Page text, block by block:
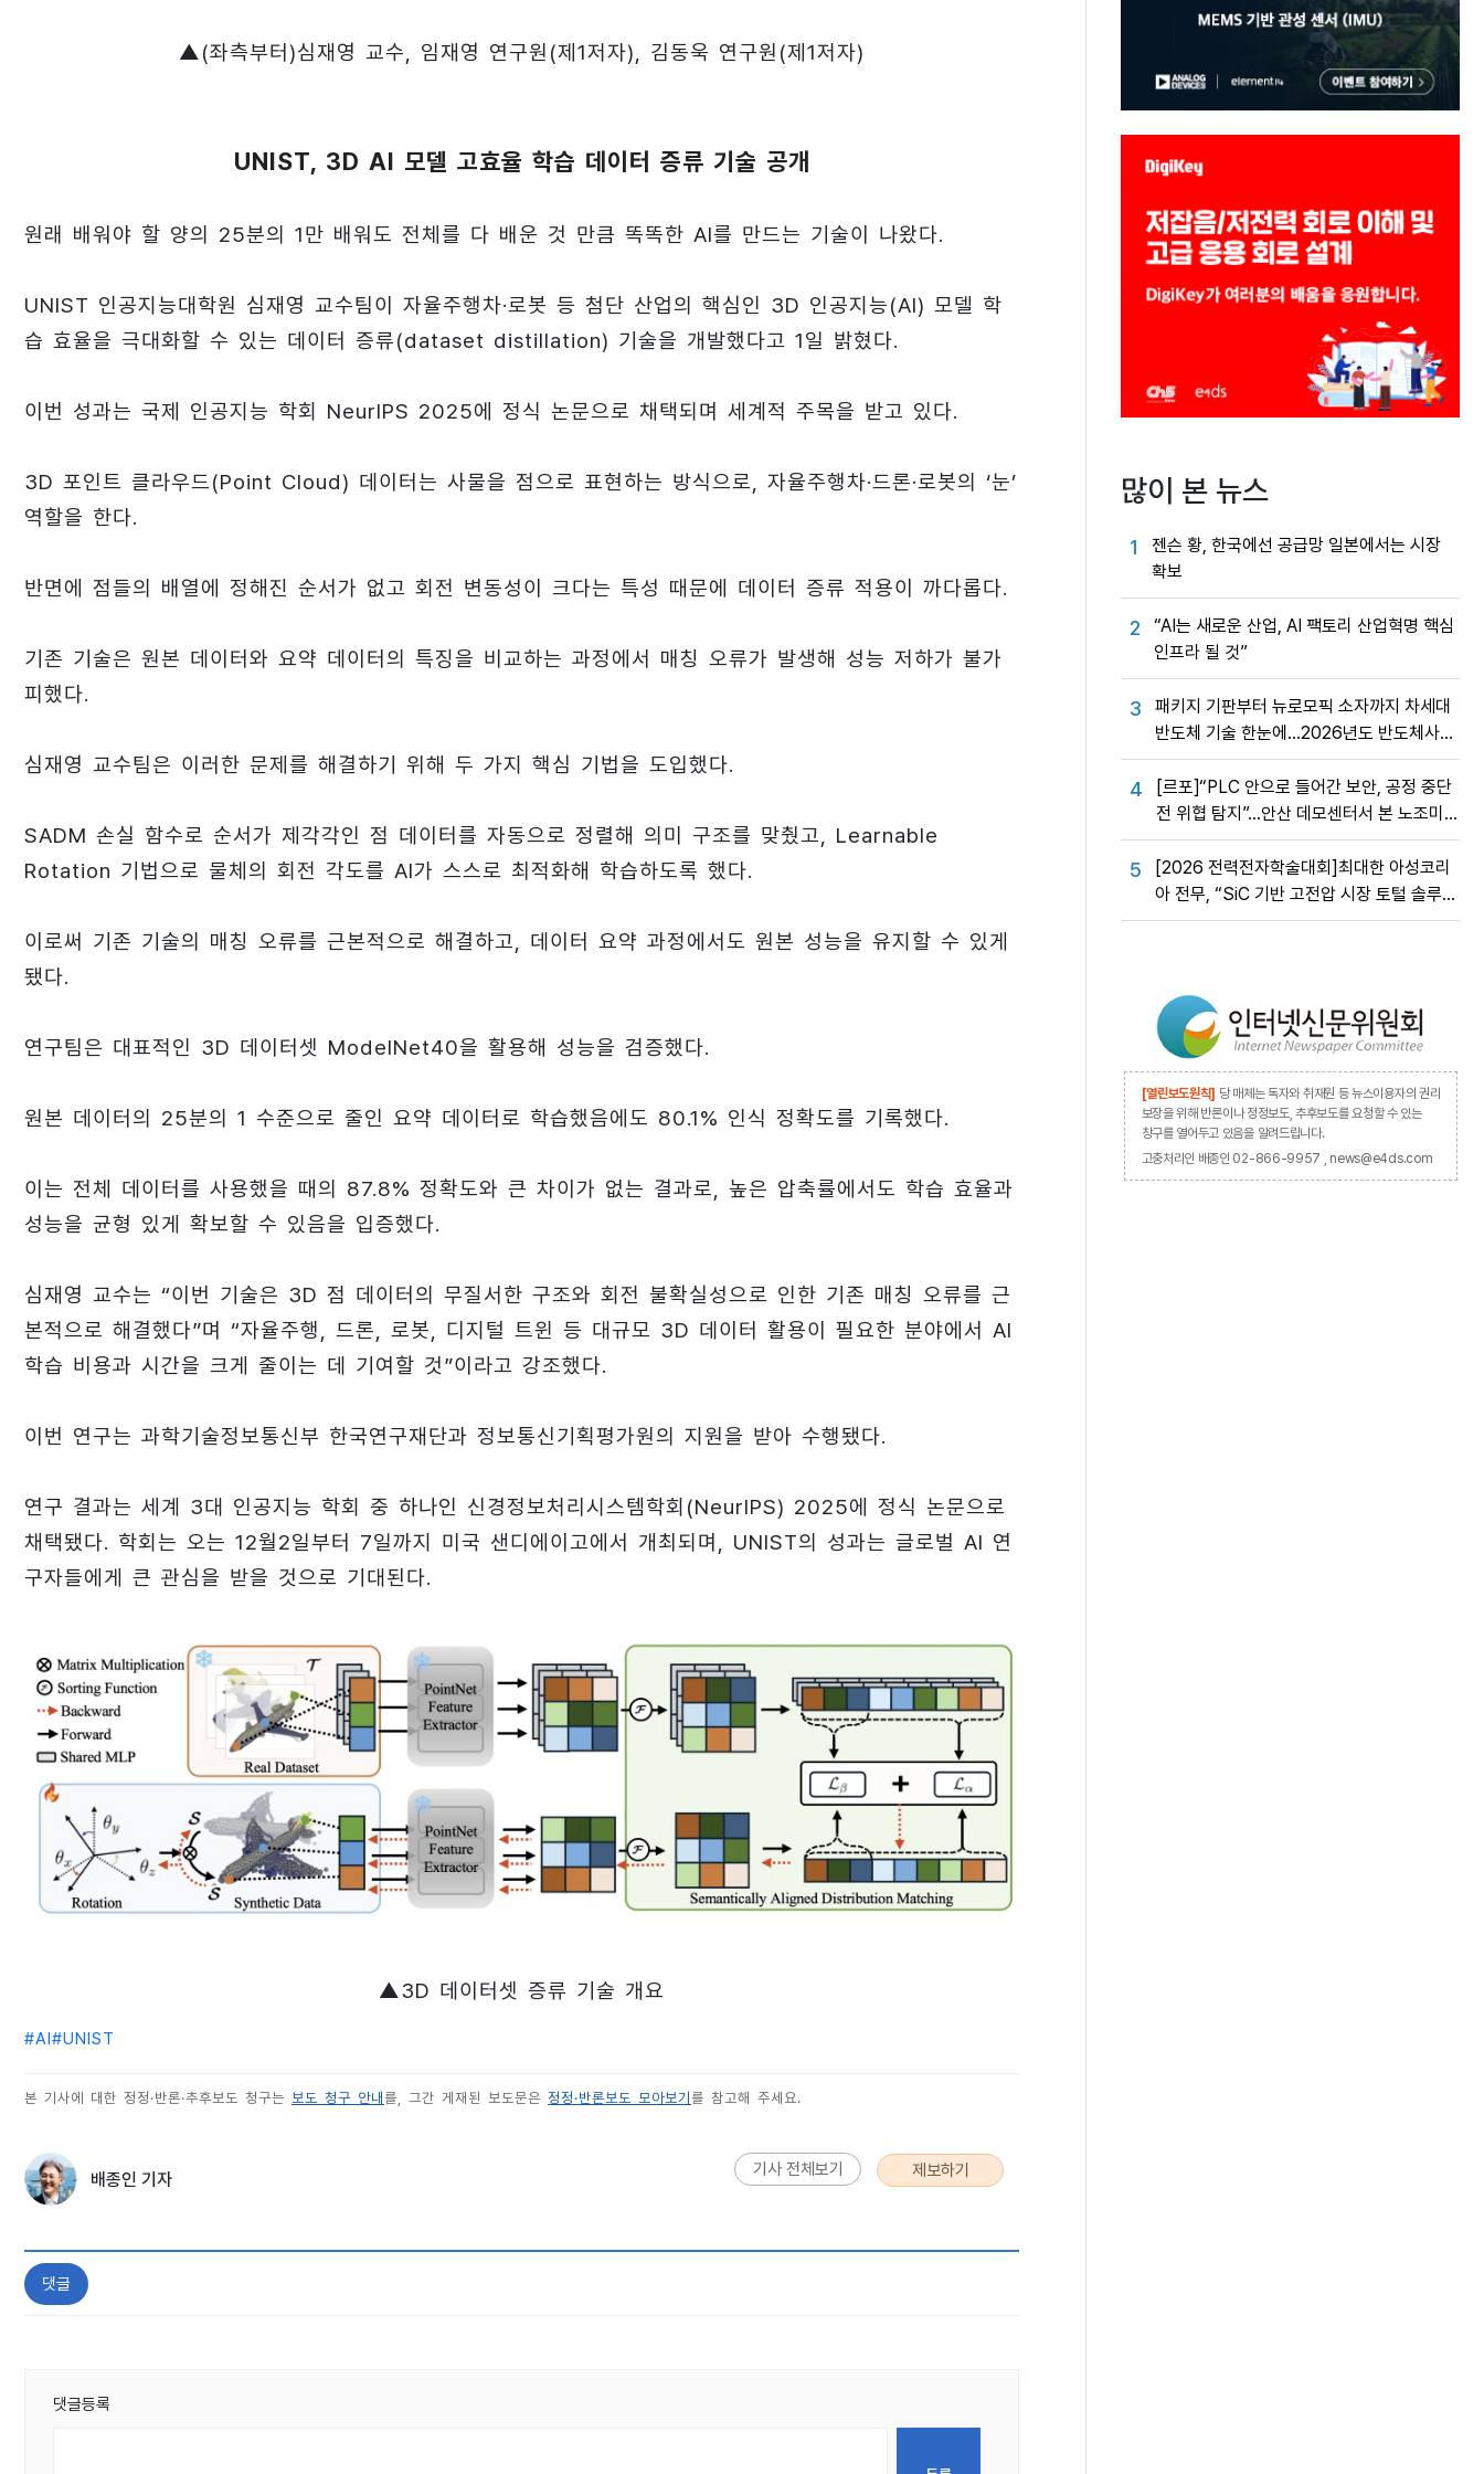
▲(좌측부터)심재영 교수, 임재영 연구원(제1저자), 김동욱 연구원(제1저자)
UNIST, 3D AI 모델 고효율 학습 데이터 증류 기술 공개
원래 배워야 할 양의 25분의 1만 배워도 전체를 다 배운 것 만큼 똑똑한 AI를 만드는 기술이 나왔다.
UNIST 인공지능대학원 심재영 교수팀이 자율주행차·로봇 등 첨단 산업의 핵심인 3D 인공지능(AI) 모델 학
습 효율을 극대화할 수 있는 데이터 증류(dataset distillation) 기술을 개발했다고 1일 밝혔다.
이번 성과는 국제 인공지능 학회 NeurIPS 2025에 정식 논문으로 채택되며 세계적 주목을 받고 있다.
3D 포인트 클라우드(Point Cloud) 데이터는 사물을 점으로 표현하는 방식으로, 자율주행차·드론·로봇의 ‘눈’
역할을 한다.
반면에 점들의 배열에 정해진 순서가 없고 회전 변동성이 크다는 특성 때문에 데이터 증류 적용이 까다롭다.
기존 기술은 원본 데이터와 요약 데이터의 특징을 비교하는 과정에서 매칭 오류가 발생해 성능 저하가 불가
피했다.
심재영 교수팀은 이러한 문제를 해결하기 위해 두 가지 핵심 기법을 도입했다.
SADM 손실 함수로 순서가 제각각인 점 데이터를 자동으로 정렬해 의미 구조를 맞췄고, Learnable
Rotation 기법으로 물체의 회전 각도를 AI가 스스로 최적화해 학습하도록 했다.
이로써 기존 기술의 매칭 오류를 근본적으로 해결하고, 데이터 요약 과정에서도 원본 성능을 유지할 수 있게
됐다.
연구팀은 대표적인 3D 데이터셋 ModelNet40을 활용해 성능을 검증했다.
원본 데이터의 25분의 1 수준으로 줄인 요약 데이터로 학습했음에도 80.1% 인식 정확도를 기록했다.
이는 전체 데이터를 사용했을 때의 87.8% 정확도와 큰 차이가 없는 결과로, 높은 압축률에서도 학습 효율과
성능을 균형 있게 확보할 수 있음을 입증했다.
심재영 교수는 “이번 기술은 3D 점 데이터의 무질서한 구조와 회전 불확실성으로 인한 기존 매칭 오류를 근
본적으로 해결했다”며 “자율주행, 드론, 로봇, 디지털 트윈 등 대규모 3D 데이터 활용이 필요한 분야에서 AI
학습 비용과 시간을 크게 줄이는 데 기여할 것”이라고 강조했다.
이번 연구는 과학기술정보통신부 한국연구재단과 정보통신기획평가원의 지원을 받아 수행됐다.
연구 결과는 세계 3대 인공지능 학회 중 하나인 신경정보처리시스템학회(NeurIPS) 2025에 정식 논문으로
채택됐다. 학회는 오는 12월2일부터 7일까지 미국 샌디에이고에서 개최되며, UNIST의 성과는 글로벌 AI 연
구자들에게 큰 관심을 받을 것으로 기대된다.
▲3D 데이터셋 증류 기술 개요
#AI#UNIST
본 기사에 대한 정정·반론·추후보도 청구는 보도 청구 안내 를, 그간 게재된 보도문은 정정·반론보도 모아보기 를 참고해 주세요.
배종인 기자 기사 전체보기 제보하기
댓글
댓글등록
많이 본 뉴스
1
젠슨 황, 한국에선 공급망 일본에서는 시장
확보
2
“AI는 새로운 산업, AI 팩토리 산업혁명 핵심
인프라 될 것”
3
패키지 기판부터 뉴로모픽 소자까지 차세대
반도체 기술 한눈에…2026년도 반도체사업
성과교류회
4
[르포]“PLC 안으로 들어간 보안, 공정 중단
전 위협 탐지”…안산 데모센터서 본 노조미
네트웍스 OT 보안의 실제
5
[2026 전력전자학술대회]최대한 아성코리
아 전무, “SiC 기반 고전압 시장 토털 솔루션
제공”
[열린보도원칙] 당 매체는 독자와 취재원 등 뉴스이용자의 권리
보장을 위해 반론이나 정정보도, 추후보도를 요청할 수 있는
창구를 열어두고 있음을 알려드립니다.
고충처리인 배종인 02-866-9957 , news@e4ds.com